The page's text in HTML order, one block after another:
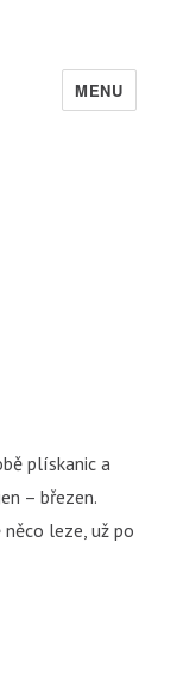
MENU
plískanic a
– březen.
leze, už po